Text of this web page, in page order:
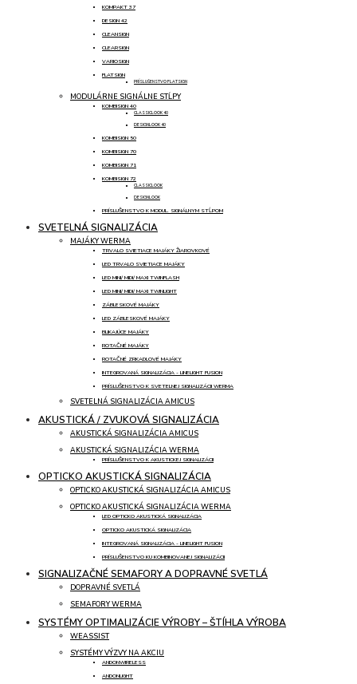
KOMPAKT 37
DESIGN 42
CLEANSIGN
CLEARSIGN
VARIOSIGN
FLATSIGN
PRÍSLUŠENSTVO FLATSIGN
MODULÁRNE SIGNÁLNE STĹPY
KOMBISIGN 40
CLASSICLOOK 40
DESIGNLOOK 40
KOMBISIGN 50
KOMBISIGN 70
KOMBISIGN 71
KOMBISIGN 72
CLASSICLOOK
DESIGNLOOK
PRÍSLUŠENSTVO K MODUL. SIGNÁLNYM STĹPOM
SVETELNÁ SIGNALIZÁCIA
MAJÁKY WERMA
TRVALO SVIETIACE MAJÁKY ŽIAROVKOVÉ
LED TRVALO SVIETIACE MAJÁKY
LED MINI/ MIDI/ MAXI TWINFLASH
LED MINI/ MIDI/ MAXI TWINLIGHT
ZÁBLESKOVÉ MAJÁKY
LED ZÁBLESKOVÉ MAJÁKY
BLIKAJÚCE MAJÁKY
ROTAČNÉ MAJÁKY
ROTAČNÉ ZRKADLOVÉ MAJÁKY
INTEGROVANÁ SIGNALIZÁCIA - LINELIGHT FUSION
PRÍSLUŠENSTVO K SVETELNEJ SIGNALIZÁCII WERMA
SVETELNÁ SIGNALIZÁCIA AMICUS
AKUSTICKÁ / ZVUKOVÁ SIGNALIZÁCIA
AKUSTICKÁ SIGNALIZÁCIA AMICUS
AKUSTICKÁ SIGNALIZÁCIA WERMA
PRÍSLUŠENSTVO K AKUSTICKEJ SIGNALIZÁCII
OPTICKO AKUSTICKÁ SIGNALIZÁCIA
OPTICKO AKUSTICKÁ SIGNALIZÁCIA AMICUS
OPTICKO AKUSTICKÁ SIGNALIZÁCIA WERMA
LED OPTICKO AKUSTICKÁ SIGNALIZÁCIA
OPTICKO AKUSTICKÁ SIGNALIZÁCIA
INTEGROVANÁ SIGNALIZÁCIA - LINELIGHT FUSION
PRÍSLUŠENSTVO KU KOMBINOVANEJ SIGNALIZÁCII
SIGNALIZAČNÉ SEMAFORY A DOPRAVNÉ SVETLÁ
DOPRAVNÉ SVETLÁ
SEMAFORY WERMA
SYSTÉMY OPTIMALIZÁCIE VÝROBY – ŠTÍHLA VÝROBA
WEASSIST
SYSTÉMY VÝZVY NA AKCIU
ANDONWIRELESS
ANDONLIGHT